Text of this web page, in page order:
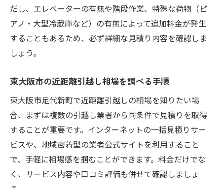
だし、エレベーターの有無や階段作業、特殊な荷物（ピ
アノ・大型冷蔵庫など）の有無によって追加料金が発生
することもあるため、必ず詳細な見積り内容を確認しま
しょう。
東大阪市の近距離引越し相場を調べる手順
東大阪市足代新町で近距離引越しの相場を知りたい場
合、まずは複数の引越し業者から同条件で見積りを取得
することが重要です。インターネットの一括見積りサー
ビスや、地域密着型の業者公式サイトを利用すること
で、手軽に相場感を掴むことができます。料金だけでな
く、サービス内容や口コミ評価も併せて確認しましょ